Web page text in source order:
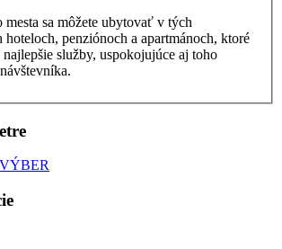
mesta sa môžete ubytovať v tých
penziónoch a apartmánoch, ktoré
služby, uspokojujúce aj toho